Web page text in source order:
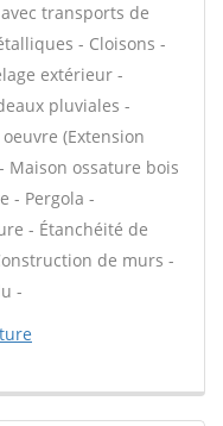
transports de
- Cloisons -
extérieur -
pluviales -
(Extension
Maison ossature bois
- Pergola -
- Étanchéité de
de murs -
-